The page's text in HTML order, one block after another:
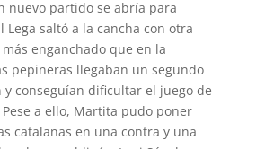
nuevo partido se abría para
Lega saltó a la cancha con otra
enganchado que en la
pepineras llegaban un segundo
y conseguían dificultar el juego de
a ello, Martita pudo poner
catalanas en una contra y una